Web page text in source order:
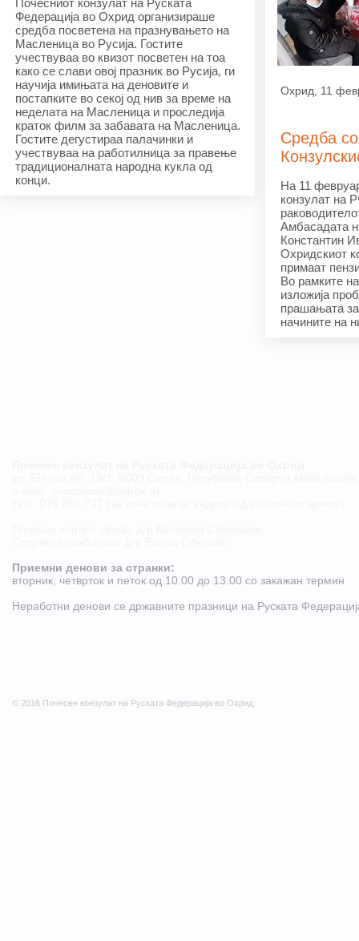
Почесниот конзулат на Руската
Федерација во Охрид организираше
средба посветена на празнувањето на
Масленица во Русија. Гостите
учествуваа во квизот посветен на тоа
како се слави овој празник во Русија, ги
научија имињата на деновите и
постапките во секој од нив за време на
неделата на Масленица и проследија
краток филм за забавата на Масленица.
Гостите дегустираа палачинки и
учествуваа на работилница за правење
традиционалната народна кукла од
конци.
Охрид, 11
Средба
На 11
конзулат на
Амбасадата
Константин
Охридскиот
примаат
Во рамките
изложија
прашањата
начините на
Приемни денови за странки:
​вторник, четврток и петок од 10.00 до 13.00 со закажан термин
Неработни денови се државните празници на Руската
© 2016 Почесен конзулат на Руската Федерација во Охрид